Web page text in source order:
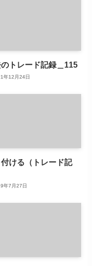
トレード記録＿115
年12月24日
ける（トレード記
年7月27日